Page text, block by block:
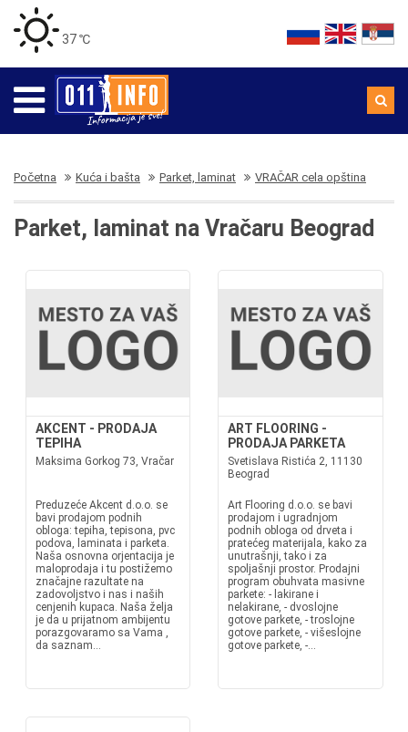
37 ℃
Početna Kuća i bašta Parket, laminat VRAČAR cela opština
Parket, laminat na Vračaru Beograd
AKCENT - PRODAJA
TEPIHA
Maksima Gorkog 73, Vračar
Preduzeće Akcent d.o.o. se
bavi prodajom podnih
obloga: tepiha, tepisona, pvc
podova, laminata i parketa.
Naša osnovna orjentacija je
maloprodaja i tu postižemo
značajne razultate na
zadovoljstvo i nas i naših
cenjenih kupaca. Naša želja
je da u prijatnom ambijentu
porazgovaramo sa Vama ,
da saznam...
ART FLOORING -
PRODAJA PARKETA
Svetislava Ristića 2, 11130
Beograd
Art Flooring d.o.o. se bavi
prodajom i ugradnjom
podnih obloga od drveta i
pratećeg materijala, kako za
unutrašnji, tako i za
spoljašnji prostor. Prodajni
program obuhvata masivne
parkete: - lakirane i
nelakirane, - dvoslojne
gotove parkete, - troslojne
gotove parkete, - višeslojne
gotove parkete, -...